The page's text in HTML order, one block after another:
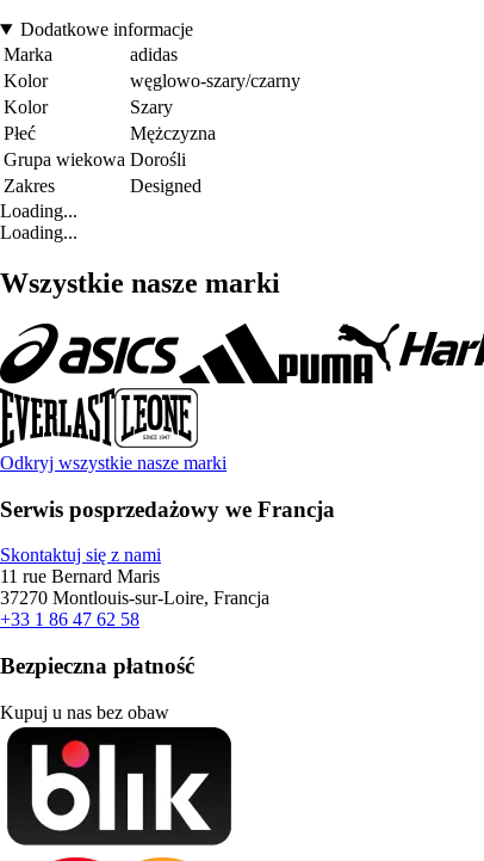
Dodatkowe informacje
Marka
adidas
Kolor
węglowo-szary/czarny
Kolor
Szary
Płeć
Mężczyzna
Grupa wiekowa Dorośli
Zakres
Designed
Loading...
Loading...
Wszystkie nasze marki
Odkryj wszystkie nasze marki
Serwis posprzedażowy we Francja
Skontaktuj się z nami
11 rue Bernard Maris
37270 Montlouis-sur-Loire, Francja
+33 1 86 47 62 58
Bezpieczna płatność
Kupuj u nas bez obaw